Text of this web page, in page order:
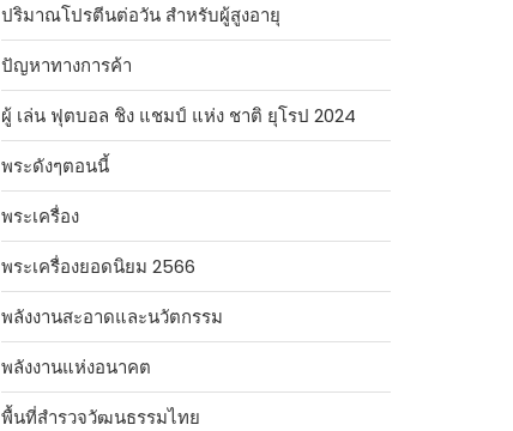
ปริมาณโปรตีนต่อวัน สำหรับผู้สูงอายุ
ปัญหาทางการค้า
ผู้ เล่น ฟุตบอล ชิง แชมป์ แห่ง ชาติ ยุโรป 2024
พระดังๆตอนนี้
พระเครื่อง
พระเครื่องยอดนิยม 2566
พลังงานสะอาดและนวัตกรรม
พลังงานแห่งอนาคต
พื้นที่สำรวจวัฒนธรรมไทย